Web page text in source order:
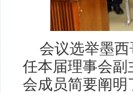
会议选举墨
任本届理事会副
会成员简要阐明